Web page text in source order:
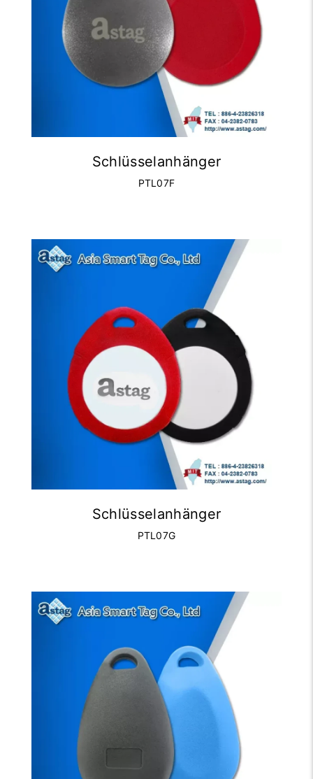
Schlüsselanhänger
PTL07F
Schlüsselanhänger
PTL07G